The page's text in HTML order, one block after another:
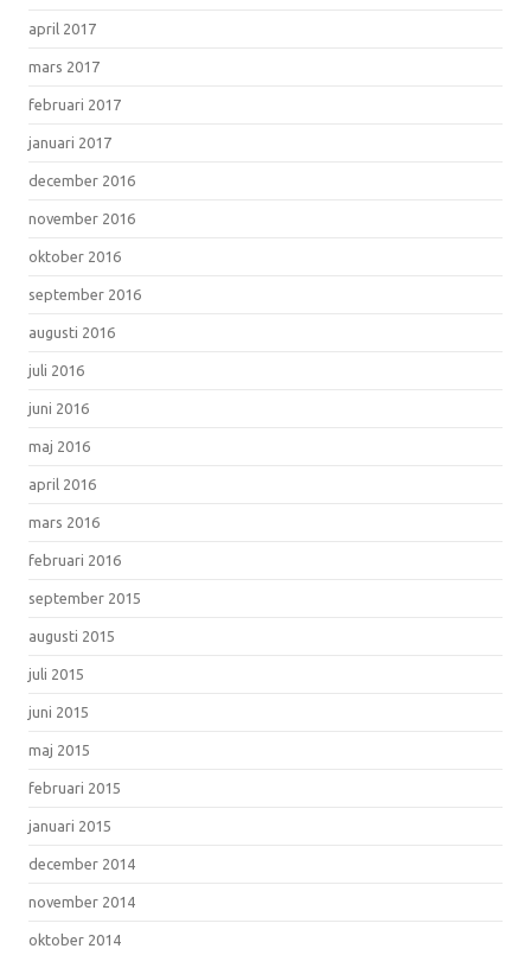
april 2017
mars 2017
februari 2017
januari 2017
december 2016
november 2016
oktober 2016
september 2016
augusti 2016
juli 2016
juni 2016
maj 2016
april 2016
mars 2016
februari 2016
september 2015
augusti 2015
juli 2015
juni 2015
maj 2015
februari 2015
januari 2015
december 2014
november 2014
oktober 2014